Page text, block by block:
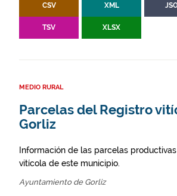
CSV XML
TSV XLSX
MEDIO RURAL
Parcelas del Registro
Gorliz
Información de las parcelas
vitícola de este municipio.
Ayuntamiento de Gorliz